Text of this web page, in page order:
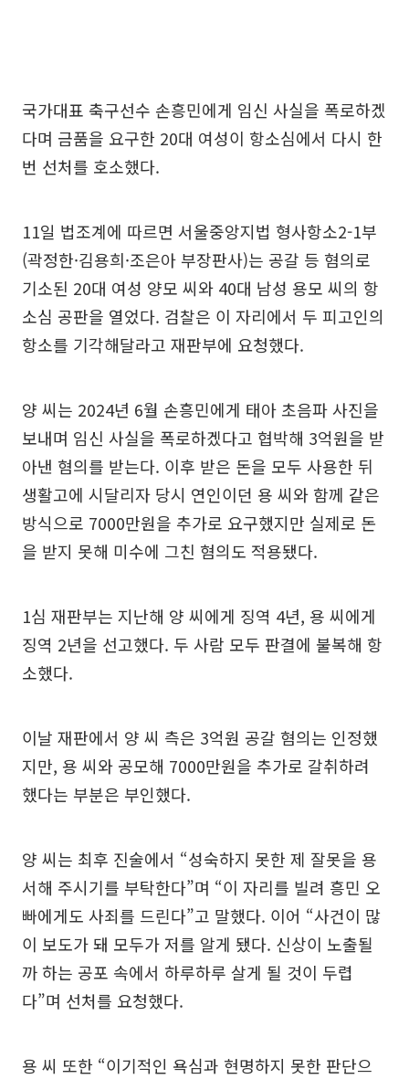
국가대표 축구선수 손흥민에게 임신 사실을 폭로하겠
다며 금품을 요구한 20대 여성이 항소심에서 다시 한
번 선처를 호소했다.
11일 법조계에 따르면 서울중앙지법 형사항소2-1부
(곽정한·김용희·조은아 부장판사)는 공갈 등 혐의로
기소된 20대 여성 양모 씨와 40대 남성 용모 씨의 항
소심 공판을 열었다. 검찰은 이 자리에서 두 피고인의
항소를 기각해달라고 재판부에 요청했다.
양 씨는 2024년 6월 손흥민에게 태아 초음파 사진을
보내며 임신 사실을 폭로하겠다고 협박해 3억원을 받
아낸 혐의를 받는다. 이후 받은 돈을 모두 사용한 뒤
생활고에 시달리자 당시 연인이던 용 씨와 함께 같은
방식으로 7000만원을 추가로 요구했지만 실제로 돈
을 받지 못해 미수에 그친 혐의도 적용됐다.
1심 재판부는 지난해 양 씨에게 징역 4년, 용 씨에게
징역 2년을 선고했다. 두 사람 모두 판결에 불복해 항
소했다.
이날 재판에서 양 씨 측은 3억원 공갈 혐의는 인정했
지만, 용 씨와 공모해 7000만원을 추가로 갈취하려
했다는 부분은 부인했다.
양 씨는 최후 진술에서 “성숙하지 못한 제 잘못을 용
서해 주시기를 부탁한다”며 “이 자리를 빌려 흥민 오
빠에게도 사죄를 드린다”고 말했다. 이어 “사건이 많
이 보도가 돼 모두가 저를 알게 됐다. 신상이 노출될
까 하는 공포 속에서 하루하루 살게 될 것이 두렵
다”며 선처를 요청했다.
용 씨 또한 “이기적인 욕심과 현명하지 못한 판단으